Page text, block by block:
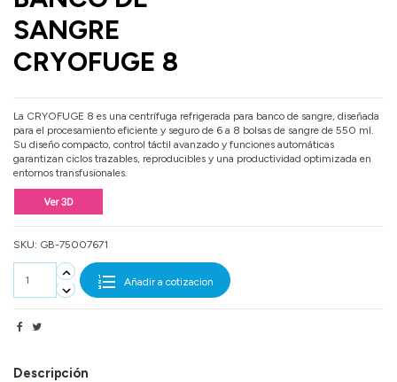
SANGRE
CRYOFUGE 8
La CRYOFUGE 8 es una centrífuga refrigerada para banco de sangre, diseñada
para el procesamiento eficiente y seguro de 6 a 8 bolsas de sangre de 550 ml.
Su diseño compacto, control táctil avanzado y funciones automáticas
garantizan ciclos trazables, reproducibles y una productividad optimizada en
entornos transfusionales.
SKU: GB-75007671
Añadir a cotizacion
Descripción